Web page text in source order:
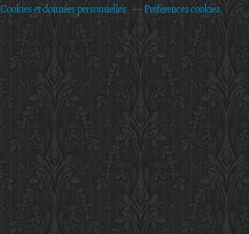
Cookies et données personnelles Préférences cookies